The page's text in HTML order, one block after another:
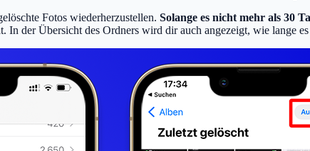
Fotos wiederherzustellen. Solange es nicht mehr als 30
In der Übersicht des Ordners wird dir auch angezeigt, wie lange